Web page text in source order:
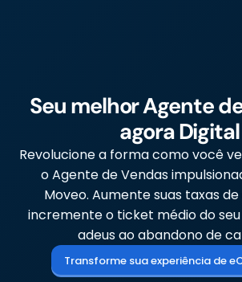
Seu melhor Agente
agora Digital
Revolucione a forma como você
o Agente de Vendas
Moveo. Aumente suas taxas
incremente o ticket médio do
adeus ao abandono de
Transforme sua experiência de